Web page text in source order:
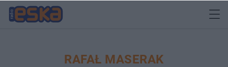
RAFAŁ MASERAK